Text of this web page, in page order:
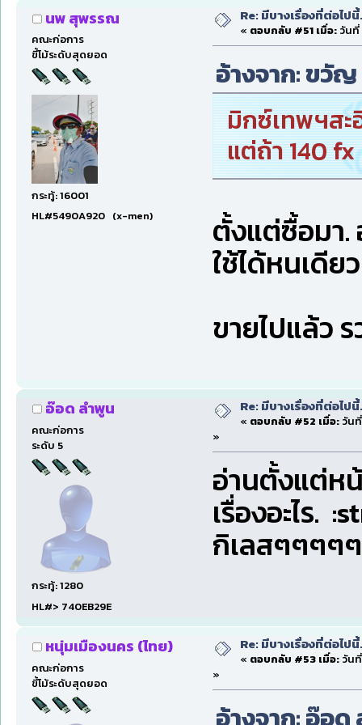
นพ สุพรรณ
คณะก่อการ
ขี้โม้ระดับสุดยอด
กระทู้: 16001
HL#5490A920 (x-men)
Re: มีบางเรื่องที่ต่อไป
« ตอบกลับ #51 เมื่อ:วันที่
อ้างจาก: ขวั
มิกซ์เทพฯส
แต่ถ้า 140
ตั้งแต่ซื้อมา.
ใช้ได้หนเดียว
ขายไปแล้ว
อ๊อด ลำพูน
คณะก่อการ
ระดับ 5
กระทู้: 1280
HL#> 740EB29E
Re: มีบางเรื่องที่ต่อไป
« ตอบกลับ #52 เมื่อ:วันที่
»
อ่านตั้งแต่ห
เรื่องอะไร.
กิเลสๆๆๆ
หนุ่มเมืองนคร (ไทย)
คณะก่อการ
ขี้โม้ระดับสุดยอด
Re: มีบางเรื่องที่ต่อไป
« ตอบกลับ #53 เมื่อ:วันที่
»